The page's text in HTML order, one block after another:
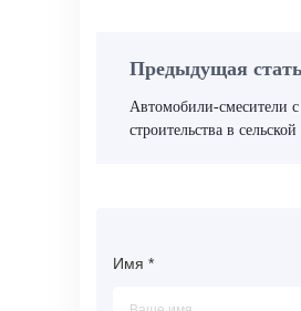
Предыдущая
Автомобили-смесители с
строительства в
Имя *